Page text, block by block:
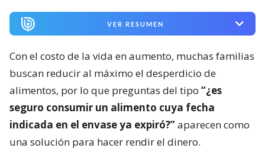
VER RESUMEN
Con el costo de la vida en aumento, muchas familias
buscan reducir al máximo el desperdicio de
alimentos, por lo que preguntas del tipo “¿es
seguro consumir un alimento cuya fecha
indicada en el envase ya expiró?”aparecen como
una solución para hacer rendir el dinero.